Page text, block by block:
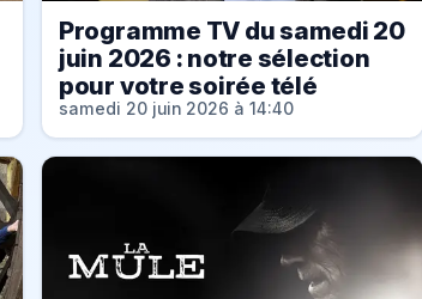
Programme TV du samedi 20
juin 2026 : notre sélection
pour votre soirée télé
samedi 20 juin 2026 à 14:40